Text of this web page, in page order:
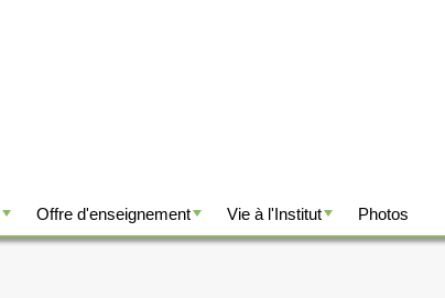
Offre d'enseignement Vie à l'Institut Photos